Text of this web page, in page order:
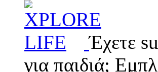
Έχετε
για παιδιά;